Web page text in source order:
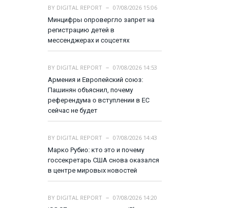
BY DIGITAL REPORT
07/08/2026 15:06
Минцифры опровергло запрет на
регистрацию детей в
мессенджерах и соцсетях
BY DIGITAL REPORT
07/08/2026 14:53
Армения и Европейский союз:
Пашинян объяснил, почему
референдума о вступлении в ЕС
сейчас не будет
BY DIGITAL REPORT
07/08/2026 14:43
Марко Рубио: кто это и почему
госсекретарь США снова оказался
в центре мировых новостей
BY DIGITAL REPORT
07/08/2026 14:20